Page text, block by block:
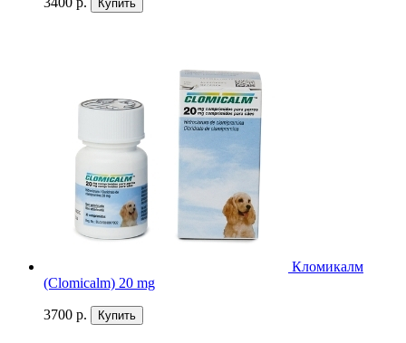
Купить
Кломикалм
(Clоmicalm) 20 mg
3700 р. Купить